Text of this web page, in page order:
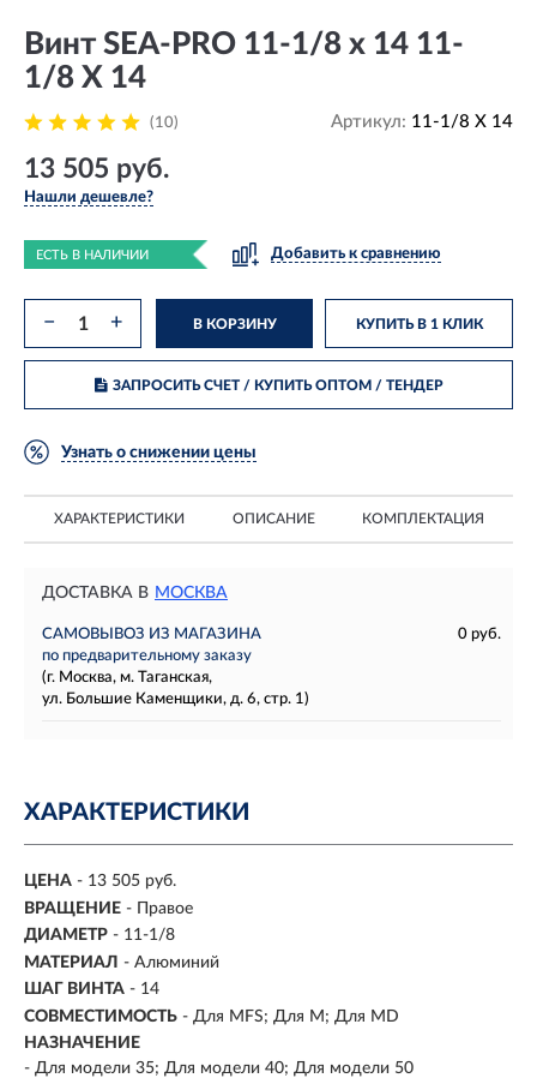
Винт SEA-PRO 11-1/8 х 14 11-
1/8 X 14
(10) Артикул: 11-1/8 X 14
13 505 руб.
Нашли дешевле?
ЕСТЬ В НАЛИЧИИ Добавить к сравнению
− + В КОРЗИНУ КУПИТЬ В 1 КЛИК
ЗАПРОСИТЬ СЧЕТ / КУПИТЬ ОПТОМ/ ТЕНДЕР
Узнать о снижении цены
ХАРАКТЕРИСТИКИ ОПИСАНИЕ КОМПЛЕКТАЦИЯ
ДОСТАВКА В МОСКВА
САМОВЫВОЗ ИЗ МАГАЗИНА
0 руб.
по предварительному заказу
(г. Москва, м. Таганская,
ул. Большие Каменщики, д. 6, стр. 1)
ХАРАКТЕРИСТИКИ
ЦЕНА - 13 505 руб.
ВРАЩЕНИЕ - Правое
ДИАМЕТР - 11-1/8
МАТЕРИАЛ - Алюминий
ШАГ ВИНТА - 14
СОВМЕСТИМОСТЬ - Для MFS; Для M; Для MD
НАЗНАЧЕНИЕ
- Для модели 35; Для модели 40; Для модели 50